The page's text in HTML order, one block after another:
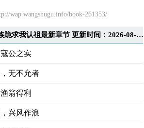
wap.wangshugu.info/book-261353/
魏家孽种成首辅，全族跪求我认祖最新章节 更新时间：2026-08-10T12:43:11
公之实
无不允者
翁得利
兴风作浪